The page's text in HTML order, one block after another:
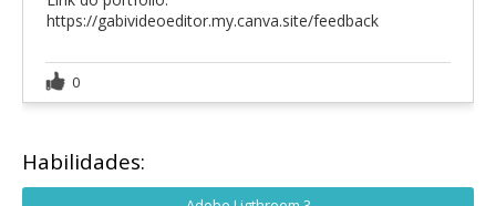
https://gabivideoeditor.my.canva.site/feedback
0
Habilidades: